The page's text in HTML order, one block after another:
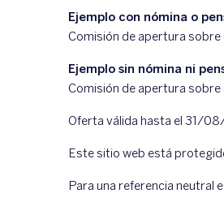
Ejemplo con nómina o
Comisión de apertura
Ejemplo sin nómina ni
Comisión de apertura
Oferta válida hasta el 31/
Este sitio web está
Para una referencia neutral